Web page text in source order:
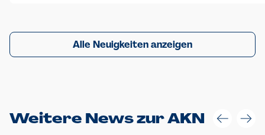
Alle Neuigkeiten anzeigen
Weitere News zur AKN